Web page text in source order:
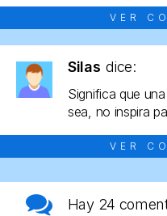
VER
Silas dice:
Significa que
sea, no inspira
VER
Hay 24